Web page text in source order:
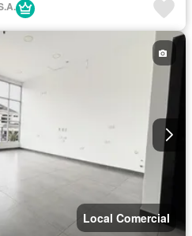
Local Comercial